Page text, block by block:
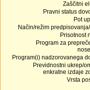
Zaščitni
Pravni status
Pot
Način/režim
Prisotnost
Program za
Program(i) nadzorovanega
Previdnostni ukrep/
enkratne izdaje
Vrsta